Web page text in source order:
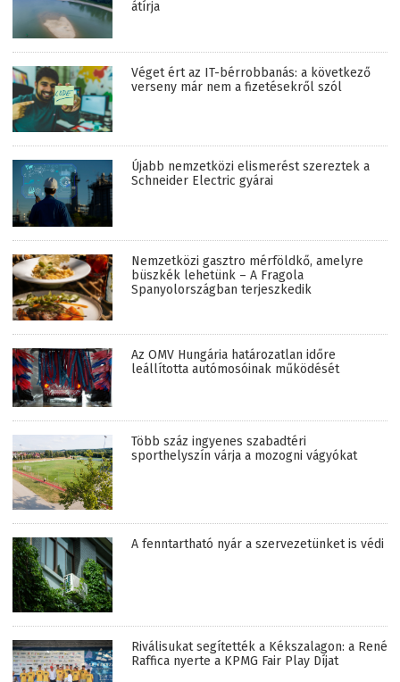
átírja
Véget ért az IT-bérrobbanás: a következő
verseny már nem a fizetésekről szól
Újabb nemzetközi elismerést szereztek a
Schneider Electric gyárai
Nemzetközi gasztro mérföldkő, amelyre
büszkék lehetünk – A Fragola
Spanyolországban terjeszkedik
Az OMV Hungária határozatlan időre
leállította autómosóinak működését
Több száz ingyenes szabadtéri
sporthelyszín várja a mozogni vágyókat
A fenntartható nyár a szervezetünket is védi
Riválisukat segítették a Kékszalagon: a René
Raffica nyerte a KPMG Fair Play Díjat